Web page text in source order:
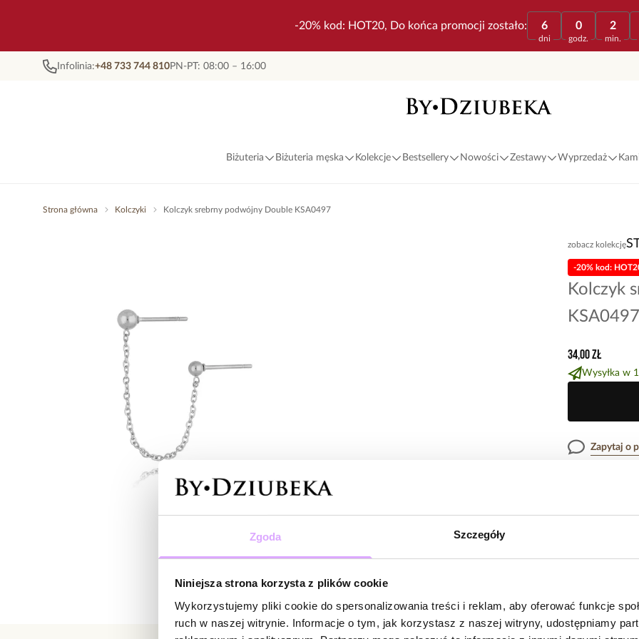
Zgoda Szczegóły
Niniejsza strona korzysta z plików cookie
Wykorzystujemy pliki cookie do spersonalizowania treści i reklam, aby oferować funkcje
ruch w naszej witrynie. Informacje o tym, jak korzystasz z naszej witryny, udostępniamy
-20% kod: HOT20, Do końca promocji zostało: 6
dni
0
godz.
2
min.
Infolinia:+48 733 744 810PN-PT: 08:00 – 16:00
Biżuteria Biżuteria męska Kolekcje Bestsellery Nowości Zestawy Wyprzedaż
Strona główna Kolczyki Kolczyk srebrny podwójny Double KSA0497
zobacz kolekcję
Kolczyk
KSA0497
-20% kod:
34,00 zł
Wysyłka w
Zapytaj o
Kolczyk
Wielkość
Cena za 1
5/5